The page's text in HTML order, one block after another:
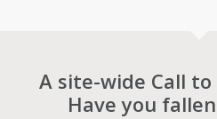
A site-wide Call
Have you